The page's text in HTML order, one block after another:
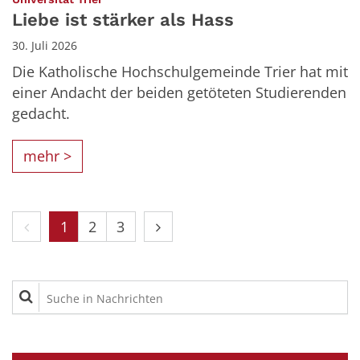
Liebe ist stärker als Hass
30. Juli 2026
Die Katholische Hochschulgemeinde Trier hat mit
einer Andacht der beiden getöteten Studierenden
gedacht.
mehr >
Vorherige Seite
1 2 3 Nächste Seite
Suche in Nachrichten